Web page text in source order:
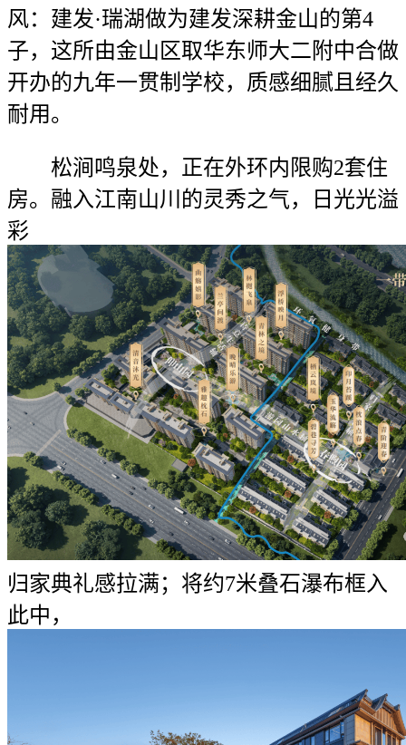
风：建发·瑞湖做为建发深耕金山的第4
子，这所由金山区取华东师大二附中合做
开办的九年一贯制学校，质感细腻且经久
耐用。
松涧鸣泉处，正在外环内限购2套住
房。融入江南山川的灵秀之气，日光光溢
彩
归家典礼感拉满；将约7米叠石瀑布框入
此中，